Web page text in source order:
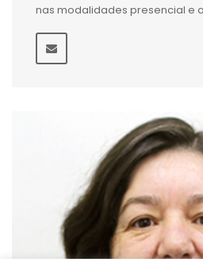
nas modalidades presencial e